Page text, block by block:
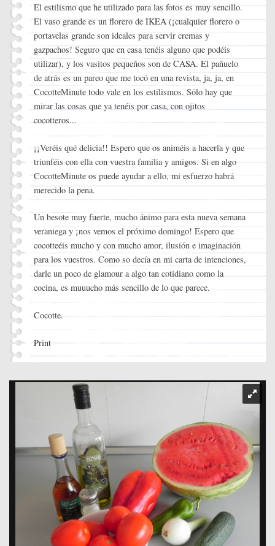
El estilismo que he utilizado para las fotos es muy sencillo.
El vaso grande es un florero deIKEA(¡cualquier florero o
portavelas grande son ideales para servir cremas y
gazpachos! Seguro que en casa tenéis alguno que podéis
utilizar), y los vasitos pequeños son deCASA. El pañuelo
de atrás es un pareo que me tocó en una revista, ja, ja, en
CocotteMinute todo vale en los estilismos. Sólo hay que
mirar las cosas que ya tenéis por casa, con ojitos
cocotteros...
¡¡Veréis qué delicia!! Espero que os animéis a hacerla y que
triunféis con ella con vuestra familia y amigos. Si en algo
CocotteMinute os puede ayudar a ello, mi esfuerzo habrá
merecido la pena.
Un besote muy fuerte, mucho ánimo para esta nueva semana
veraniega y ¡nos vemos el próximo domingo! Espero que
cocotteéis mucho y con mucho amor, ilusión e imaginación
para los vuestros. Como so decía en mi carta de intenciones,
darle un poco de glamour a algo tan cotidiano como la
cocina, es muuucho más sencillo de lo que parece.
Cocotte.
Print